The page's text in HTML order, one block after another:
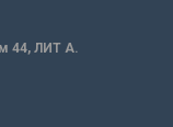
44, ЛИТ А.